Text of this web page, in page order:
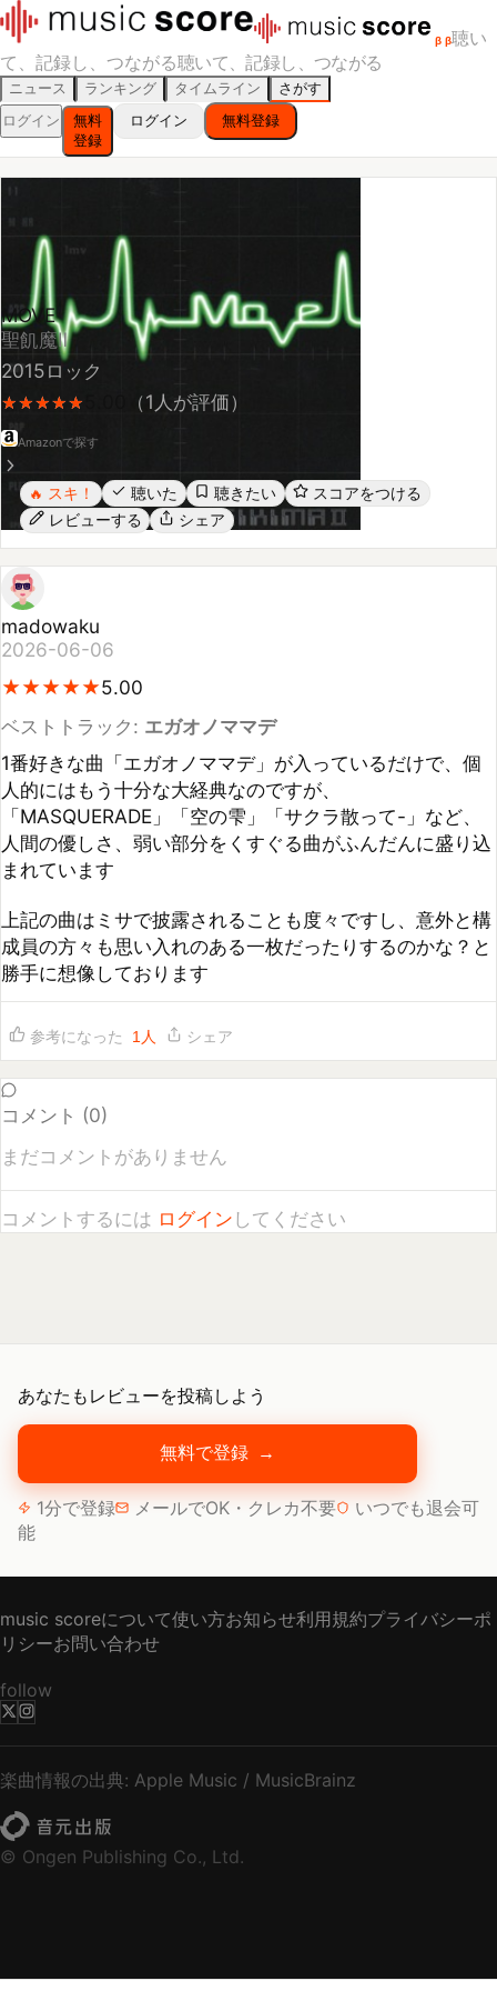
β β聴い
て、記録し、つながる聴いて、記録し、つながる
ニュース ランキング タイムライン
さがす
ログイン
無料
登録
ログイン 無料登録
MOVE
聖飢魔Ⅱ
2015ロック
★
★★
★ ★
★ ★
★ ★
★5.00
Amazonで探す
レビューする シェア
madowaku
2026-06-06
★
★★
★★
★★
★★
★5.00
人的にはもう十分な大経典なのですが、
「MASQUERADE」「空の雫」「サクラ散って-」など、
人間の優しさ、弱い部分をくすぐる曲がふんだんに盛り込
まれています
上記の曲はミサで披露されることも度々ですし、意外と構
成員の方々も思い入れのある一枚だったりするのかな？と
参考になった 1 シェア
コメント (0)
コメントするには
あなたもレビューを投稿しよう
無料で登録 →
1分で登録 メールでOK・クレカ不要
いつでも退会可
能
music scoreについて使い方お知らせ利用規約プライバシーポ
リシーお問い合わせ
follow
楽曲情報の出典: Apple Music / MusicBrainz
© Ongen Publishing Co., Ltd.